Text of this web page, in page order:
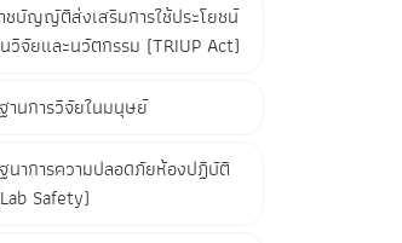
ชบัญญัติส่งเสริมการใช้ประโยชน์
วิจัยและนวัตกรรม (TRIUP Act)
านการวิจัยในมนุษย์
นาการความปลอดภัยห้องปฏิบัติ
Safety)